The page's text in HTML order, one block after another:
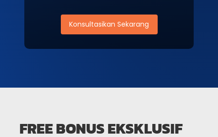
Konsultasikan Sekarang
FREE BONUS EKSKLUSIF